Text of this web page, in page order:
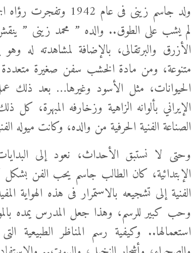
ولد جاسم زينى فى عام
لم يشب على الطوق.. والده ” محمد زينى ”
الأزرق والبرتقالى، بالإضافة لمشاهدته
متنوعة، ومن مادة الخشب سفن صغيرة
الحيوانات، مثل الأسود وغيرها… بعد ذلك
الإيراني بألوانه الزاهية وزخارفه
الصناعة الفنية الحرفية من والده، وكانت ميوله
وحتى لا نستبق الأحداث، نعود إلى
الإبتدائية، كان الطالب جاسم يحب الفن بشكل
الفنية إلى تشجيعه بالاستمرار فى هذه الهواية
وحب كبير للرسم، وهذا جعل المدرس يمده
استعمالها.. وكيفية رسم المناظر الطبيعية